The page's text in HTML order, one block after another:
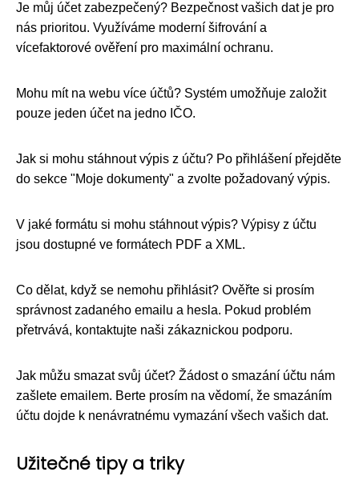
Je můj účet zabezpečený? Bezpečnost vašich dat je pro
nás prioritou. Využíváme moderní šifrování a
vícefaktorové ověření pro maximální ochranu.
Mohu mít na webu více účtů? Systém umožňuje založit
pouze jeden účet na jedno IČO.
Jak si mohu stáhnout výpis z účtu? Po přihlášení přejděte
do sekce "Moje dokumenty" a zvolte požadovaný výpis.
V jaké formátu si mohu stáhnout výpis? Výpisy z účtu
jsou dostupné ve formátech PDF a XML.
Co dělat, když se nemohu přihlásit? Ověřte si prosím
správnost zadaného emailu a hesla. Pokud problém
přetrvává, kontaktujte naši zákaznickou podporu.
Jak můžu smazat svůj účet? Žádost o smazání účtu nám
zašlete emailem. Berte prosím na vědomí, že smazáním
účtu dojde k nenávratnému vymazání všech vašich dat.
Užitečné tipy a triky